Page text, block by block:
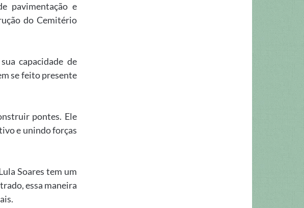
pavimentação e
do Cemitério
capacidade de
se feito presente
pontes. Ele
e unindo forças
Soares tem um
essa maneira